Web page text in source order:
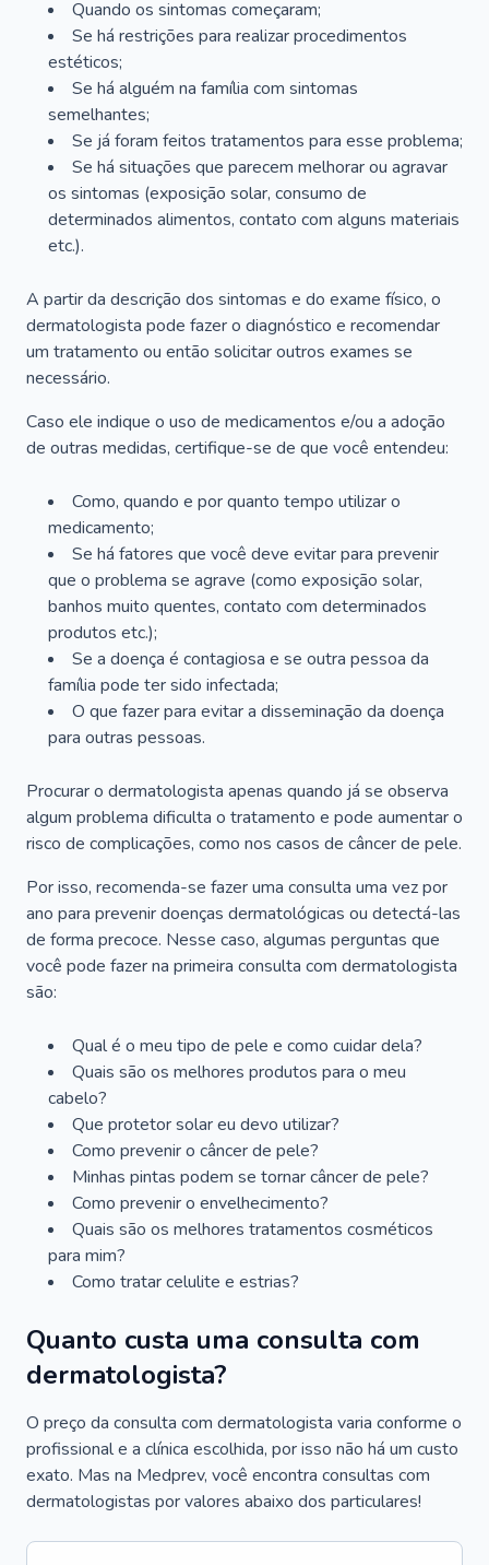
Quando os sintomas começaram;
Se há restrições para realizar procedimentos
estéticos;
Se há alguém na família com sintomas
semelhantes;
Se já foram feitos tratamentos para esse problema;
Se há situações que parecem melhorar ou agravar
os sintomas (exposição solar, consumo de
determinados alimentos, contato com alguns materiais
etc.).
A partir da descrição dos sintomas e do exame físico, o
dermatologista pode fazer o diagnóstico e recomendar
um tratamento ou então solicitar outros exames se
necessário.
Caso ele indique o uso de medicamentos e/ou a adoção
de outras medidas, certifique-se de que você entendeu:
Como, quando e por quanto tempo utilizar o
medicamento;
Se há fatores que você deve evitar para prevenir
que o problema se agrave (como exposição solar,
banhos muito quentes, contato com determinados
produtos etc.);
Se a doença é contagiosa e se outra pessoa da
família pode ter sido infectada;
O que fazer para evitar a disseminação da doença
para outras pessoas.
Procurar o dermatologista apenas quando já se observa
algum problema dificulta o tratamento e pode aumentar o
risco de complicações, como nos casos de câncer de pele.
Por isso, recomenda-se fazer uma consulta uma vez por
ano para prevenir doenças dermatológicas ou detectá-las
de forma precoce. Nesse caso, algumas perguntas que
você pode fazer na primeira consulta com dermatologista
são:
Qual é o meu tipo de pele e como cuidar dela?
Quais são os melhores produtos para o meu
cabelo?
Que protetor solar eu devo utilizar?
Como prevenir o câncer de pele?
Minhas pintas podem se tornar câncer de pele?
Como prevenir o envelhecimento?
Quais são os melhores tratamentos cosméticos
para mim?
Como tratar celulite e estrias?
Quanto custa uma consulta com
dermatologista?
O preço da consulta com dermatologista varia conforme o
profissional e a clínica escolhida, por isso não há um custo
exato. Mas na Medprev, você encontra consultas com
dermatologistas por valores abaixo dos particulares!